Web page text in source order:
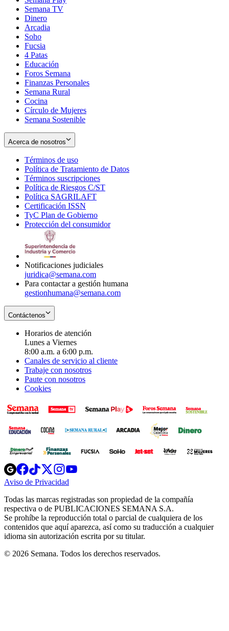
Semana TV
Dinero
Arcadia
Soho
in
new
window
Fucsia
in
new
window
4 Patas
Educación
Foros Semana
Finanzas Personales
Semana Rural
Cocina
Círculo de Mujeres
Semana Sostenible
Acerca de nosotros
Términos de uso
in
new
window
Política de Tratamiento de Datos
Términos suscripciones
in
Política de Riesgos C/ST
Política SAGRILAFT
new
window
Certificación ISSN
in
new
TyC Plan de Gobierno
in
Protección del consumidorOpens
Notificaciones judiciales
juridica@semana.com
Para contactar a gestión humana
gestionhumana@semana.com
Contáctenos
Horarios de atención
Lunes a Viernes
8:00 a.m. a 6:00 p.m.
Canales de servicio al cliente
Trabaje con nosotros
Paute con nosotros
Cookies
Opens
in
new
Opens
in
new
Opens
in
new
window
Opens
new
windowwindow
Aviso de Privacidad
new
window
Todas las marcas registradas son propiedad de la compañía
respectiva o de PUBLICACIONES SEMANA S.A.
Se prohíbe la reproducción total o parcial de cualquiera de los
contenidos que aquí aparezca, así como su traducción a cualquier
idioma sin autorización escrita por su titular.
© 2026 Semana. Todos los derechos reservados.